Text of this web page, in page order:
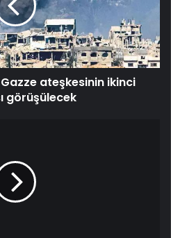
ateşkesinin ikinci
görüşülecek